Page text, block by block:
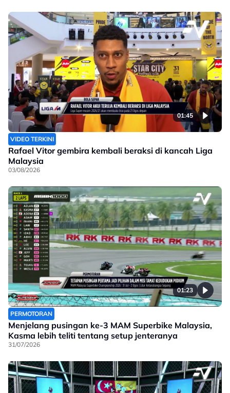
01:45
VIDEO TERKINI
Rafael Vitor gembira kembali beraksi di kancah Liga
Malaysia
03/08/2026
01:23
PERMOTORAN
Menjelang pusingan ke-3 MAM Superbike Malaysia,
Kasma lebih teliti tentang setup jenteranya
31/07/2026